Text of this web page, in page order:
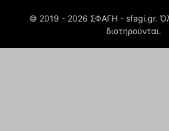
© 2019 - 2026 ΣΦΑΓΗ - sfagi.gr.
διατηρούνται.